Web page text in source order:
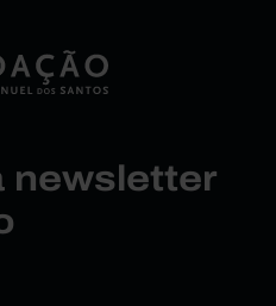
newsletter